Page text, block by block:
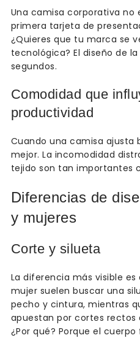
Una camisa corporativa no
primera tarjeta de
¿Quieres que tu marca se
tecnológica? El diseño de
segundos.
Comodidad que
productividad
Cuando una camisa ajusta
mejor. La incomodidad
tejido son tan importantes
Diferencias de
y mujeres
Corte y silueta
La diferencia más visible
mujer suelen buscar una
pecho y cintura, mientras
apuestan por cortes rectos
¿Por qué? Porque el